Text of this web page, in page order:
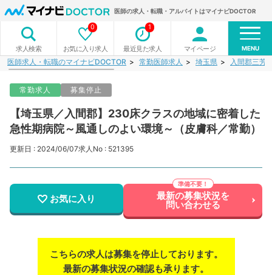
医師の求人・転職・アルバイトはマイナビDOCTOR
求人検索 お気に入り求人
0
最近見た求人
1
マイページ MENU
医師求人・転職のマイナビDOCTOR 常勤医師求人 埼玉県 入間郡三芳
常勤求人 募集停止
【埼玉県／入間郡】230床クラスの地域に密着した
急性期病院～風通しのよい環境～（皮膚科／常勤）
更新日 : 2024/06/07求人No : 521395
お気に入り 最新の募集状況を
問い合わせる
こちらの求人は募集を停止しております。
最新の募集状況の確認も承ります。